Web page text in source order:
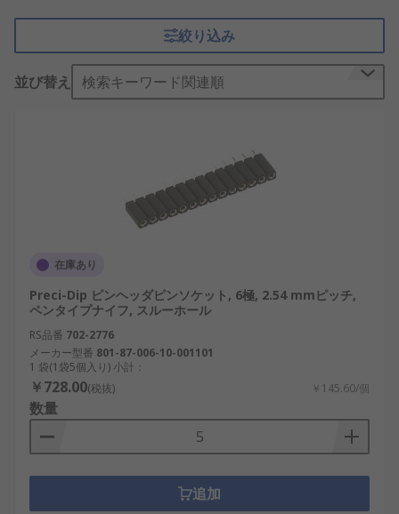
す。日本国内では、半導体、産業用ロボット、IoT
機器など多様な分野で利用され、安定した電気的接
続を提供しています。
SILソケットの仕組み
SILソケットは、内部の金属コンタクトがピンヘッ
ダやピンソケットをしっかりと保持し、電気信号を
確実に伝達する仕組みになっています。これによ
り、部品の交換や基板との接続が容易になります。
と、機器のメンテナンス性を向上させること、そし
て電気的な信頼性を確保することが挙げられます。
特に日本の産業ロボットやAI検査装置においては、
短時間での部品交換や高い信頼性が求められるため
SILソケットの重要性が増しています。
ICソケットとの違い
ICソケットは、集積回路（IC）の装着を目的とした
多ピンのソケットであり、SILソケットとは用途や
構造が異なります。SILソケットは一列にピンが並
ぶシンプルな構造を持ち、比較的小型の部品やモジ
絞り込み
並び替え 検索キーワード関連順
在庫あり
Preci-Dip ピンヘッダピンソケット, 6極, 2.54 mmピッチ,
ペンタイプナイフ, スルーホール
RS品番 702-2776
メーカー型番 801-87-006-10-001101
1 袋(1袋5個入り) 小計：
￥728.00(税抜) ￥145.60/個
数量
追加